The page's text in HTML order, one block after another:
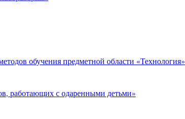
обучения предметной области «Технология»
работающих с одаренными детьми»